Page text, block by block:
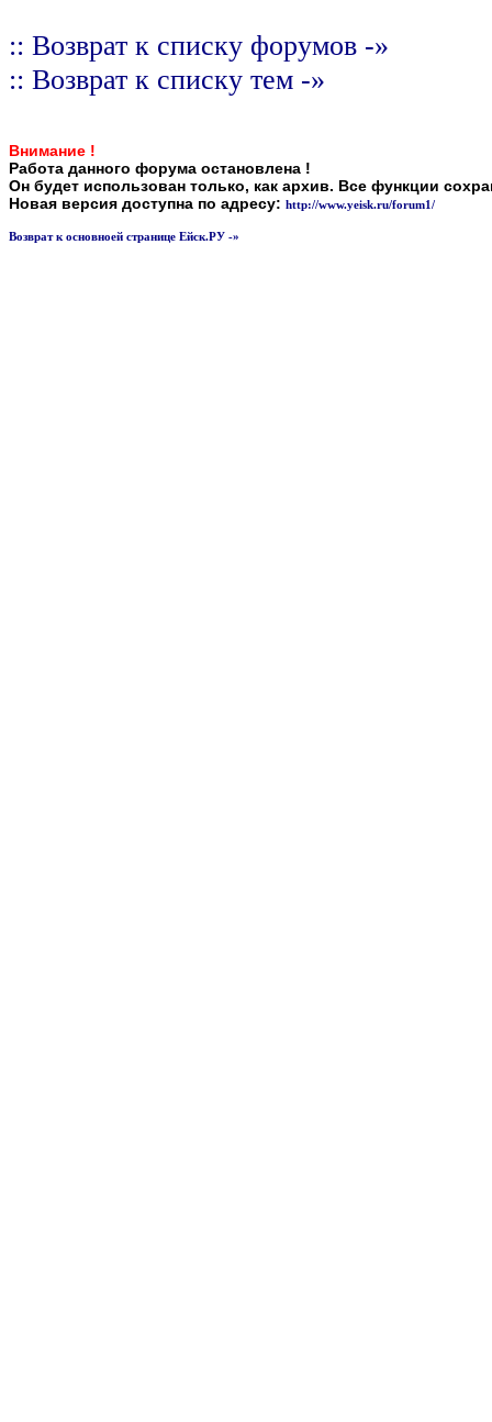
:: Возврат к списку форумов -»
:: Возврат к списку тем -»
Внимание !
Работа данного форума остановлена !
Он будет использован только, как архив. Все функции
Новая версия доступна по адресу: http://www.yeisk.ru/forum1/
Возврат к основноей странице Ейск.РУ -»